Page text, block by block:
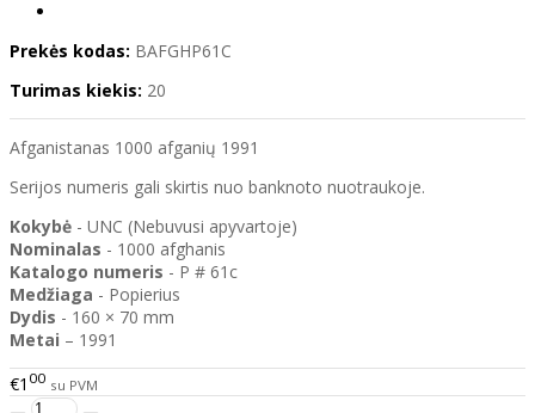
Prekės kodas: BAFGHP61C
Turimas kiekis: 20
Afganistanas 1000 afganių 1991
Serijos numeris gali skirtis nuo banknoto nuotraukoje.
Kokybė - UNC (Nebuvusi apyvartoje)
Nominalas - 1000 afghanis
Katalogo numeris - P # 61c
Medžiaga - Popierius
Dydis - 160 × 70 mm
Metai – 1991
€1 00 su PVM